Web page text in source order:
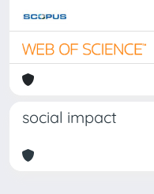
social impact